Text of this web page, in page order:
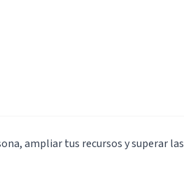
ampliar tus recursos y superar las